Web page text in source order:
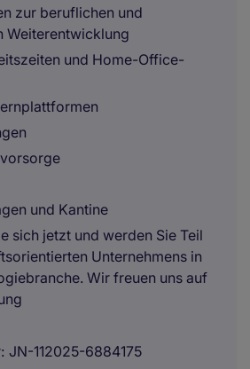
zur beruflichen und
Weiterentwicklung
und Home-Office-
und Kantine
sich jetzt und werden Sie Teil
Unternehmens in
Wir freuen uns auf
JN-112025-6884175